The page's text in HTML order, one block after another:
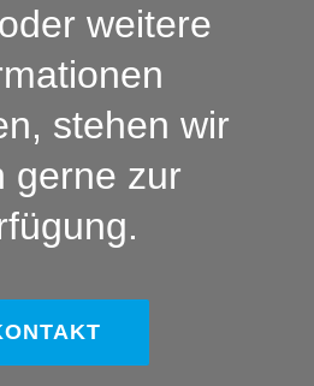
weitere
stehen wir
gerne zur